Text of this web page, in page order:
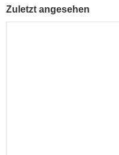
Zuletzt angesehen